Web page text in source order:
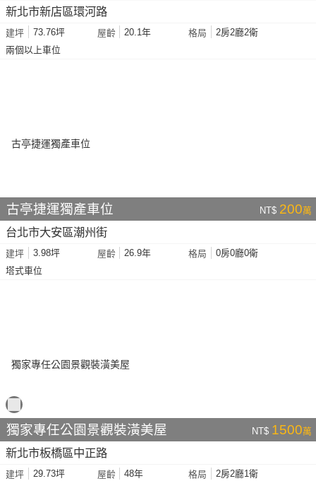
新北市新店區環河路
建坪 73.76坪 屋齡 20.1年 格局
2房2廳2衛
兩個以上車位
古亭捷運獨產車位 NT$ 200萬
台北市大安區潮州街
建坪 3.98坪 屋齡 26.9年 格局
0房0廳0衛
塔式車位
獨家專任公園景觀裝潢美屋 NT$ 1500萬
新北市板橋區中正路
建坪 29.73坪 屋齡 48年 格局 2房2廳1衛